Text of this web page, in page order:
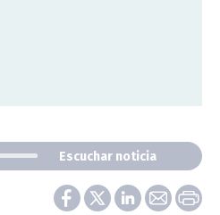
Escuchar noticia